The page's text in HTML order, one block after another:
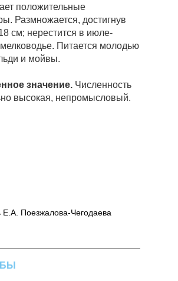
положительные
Размножается, достигнув
см; нерестится в июле-
мелководье. Питается молодью
и мойвы.
значение. Численность
высокая, непромысловый.
Е.А. Поезжалова-Чегодаева